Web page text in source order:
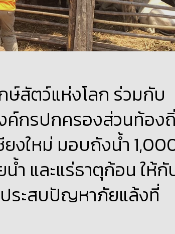
สัตว์แห่งโลก ร่วมกับ
ค์กรปกครองส่วนท้อง
ยงใหม่ มอบถังน้ำ
ำ และแร่ธาตุก้อน ให้กั
ระสบปัญหาภัยแล้งที่